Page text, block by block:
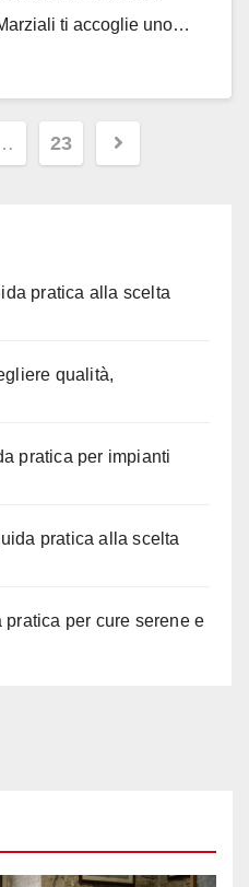
ti accoglie uno…
23
pratica alla scelta
qualità,
pratica per impianti
pratica alla scelta
per cure serene e